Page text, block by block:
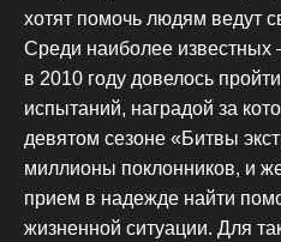
хотят помочь людям ведут
Среди наиболее
в 2010 году довелось
испытаний, наградой за
девятом сезоне «Битвы
миллионы поклонников, и
прием в надежде найти
жизненной ситуации. Для